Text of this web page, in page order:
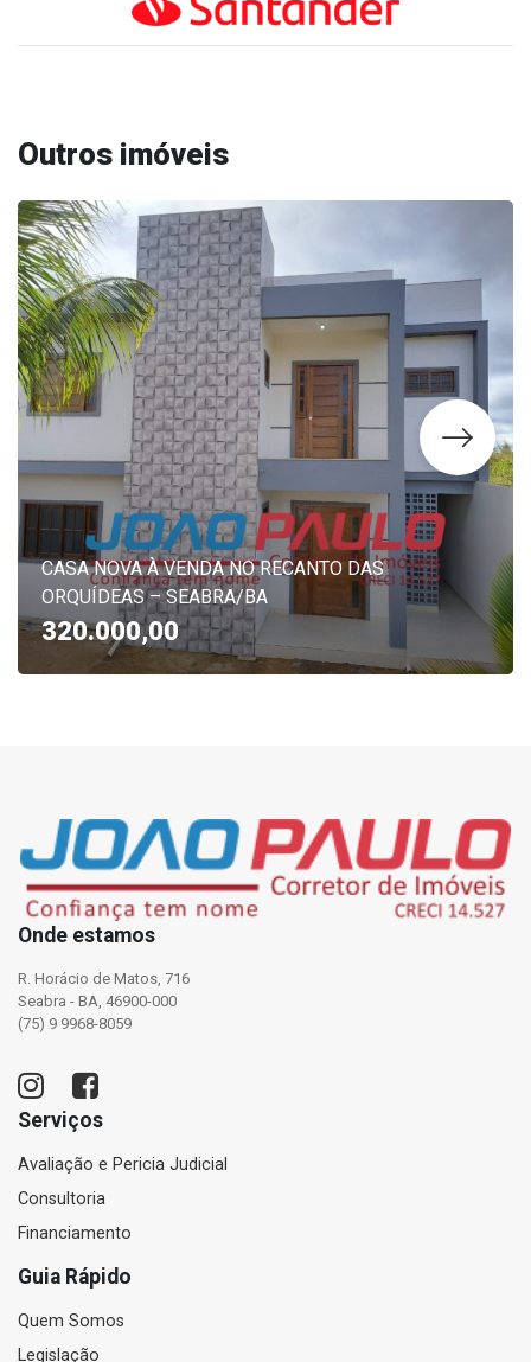
Outros imóveis
CASA NOVA À VENDA NO RECANTO DAS
ORQUÍDEAS – SEABRA/BA
320.000,00
Onde estamos
R. Horácio de Matos, 716
Seabra - BA, 46900-000
(75) 9 9968-8059
Serviços
Avaliação e Pericia Judicial
Consultoria
Financiamento
Guia Rápido
Quem Somos
Legislação